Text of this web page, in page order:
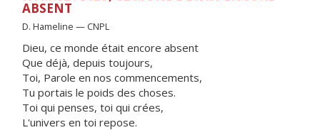
ABSENT
D. Hameline — CNPL
Dieu, ce monde était encore absent
Que déjà, depuis toujours,
Toi, Parole en nos commencements,
Tu portais le poids des choses.
Toi qui penses, toi qui crées,
L'univers en toi repose.